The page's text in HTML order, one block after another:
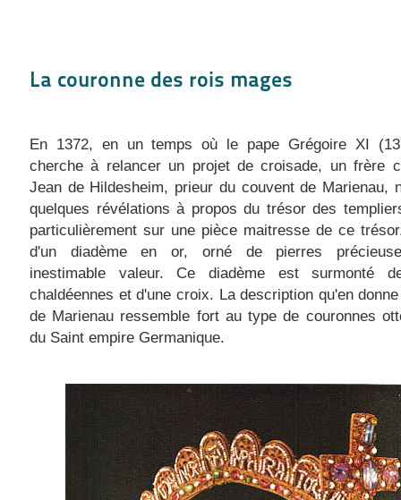
La couronne des rois mages
En 1372, en un temps où le pape Grégoire XI
cherche à relancer un projet de croisade, un frère
Jean de Hildesheim, prieur du couvent de Marienau,
quelques révélations à propos du trésor des
particulièrement sur une pièce maitresse de ce
d'un diadème en or, orné de pierres
inestimable valeur. Ce diadème est surmonté
chaldéennes et d'une croix. La description qu'en
de Marienau ressemble fort au type de couronnes
du Saint empire Germanique.